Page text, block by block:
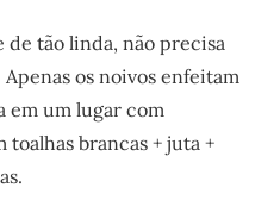
de tão linda, não precisa
os noivos enfeitam
em um lugar com
toalhas brancas + juta +